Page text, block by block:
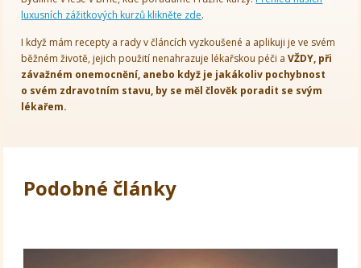
luxusních zážitkových kurzů klikněte zde.
I když mám recepty a rady v článcích vyzkoušené a aplikuji je ve svém
běžném životě, jejich použití nenahrazuje lékařskou péči aVŽDY, při
závažném onemocnění, anebo když je jakákoliv pochybnost
o svém zdravotním stavu, by se měl člověk poradit se svým
lékařem.
Podobné články